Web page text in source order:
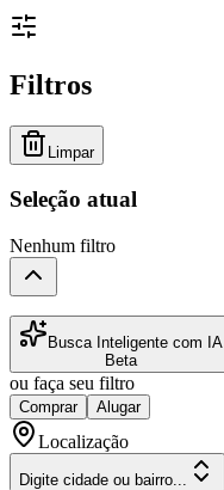
Filtros
Limpar
Seleção atual
Nenhum filtro
Busca Inteligente com IA
Beta
ou faça seu filtro
Comprar Alugar
Localização
Digite cidade ou bairro...